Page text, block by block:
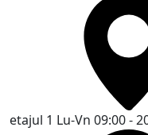
etajul 1 Lu-Vn 09:00 -